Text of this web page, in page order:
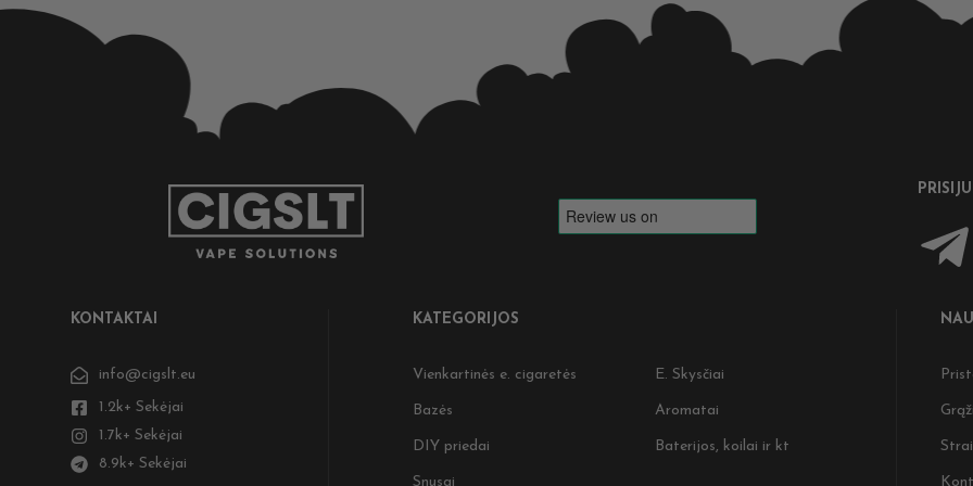
KONTAKTAI
info@cigslt.eu
1.2k+ Sekėjai
1.7k+ Sekėjai
8.9k+ Sekėjai
KATEGORIJOS
Vienkartinės e. cigaretės E. Skysčiai
Bazės Aromatai
DIY priedai Baterijos, koilai ir kt
Snusai